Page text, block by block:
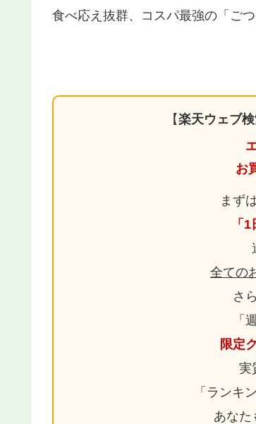
食べ応え抜群、コスパ最強の「ご
【楽天ウェブ
お
まず
「
全ての
さ
「
限定
実
「ランキ
あなた